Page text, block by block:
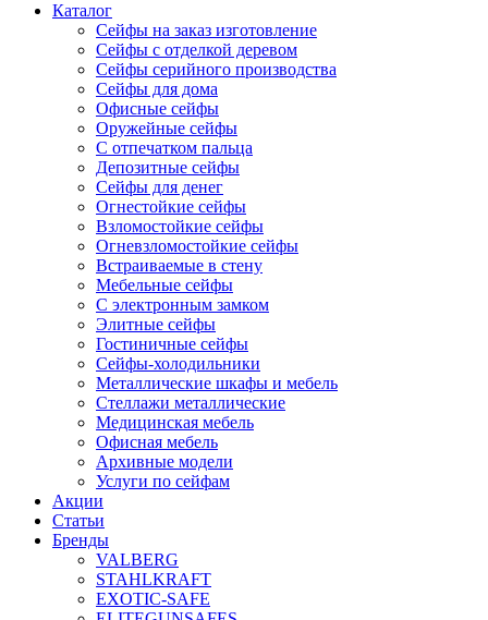
Каталог
Сейфы на заказ изготовление
Сейфы с отделкой деревом
Сейфы серийного производства
Сейфы для дома
Офисные сейфы
Оружейные сейфы
С отпечатком пальца
Депозитные сейфы
Сейфы для денег
Огнестойкие сейфы
Взломостойкие сейфы
Огневзломостойкие сейфы
Встраиваемые в стену
Мебельные сейфы
С электронным замком
Элитные сейфы
Гостиничные сейфы
Сейфы-холодильники
Металлические шкафы и мебель
Стеллажи металлические
Медицинская мебель
Офисная мебель
Архивные модели
Услуги по сейфам
Акции
Статьи
Бренды
VALBERG
STAHLKRAFT
EXOTIC-SAFE